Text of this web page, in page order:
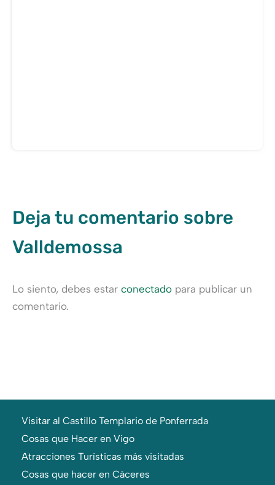
Deja tu comentario sobre
Valldemossa
Lo siento, debes estar conectado para publicar un
comentario.
Visitar al Castillo Templario de Ponferrada
Cosas que Hacer en Vigo
Atracciones Turísticas más visitadas
Cosas que hacer en Cáceres